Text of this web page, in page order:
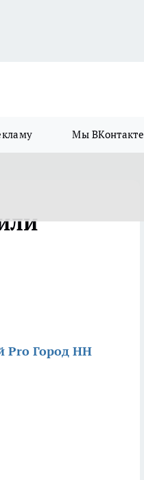
Мы ВКонтакте
Pro Город НН